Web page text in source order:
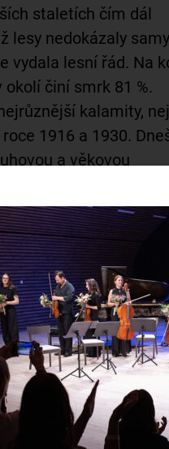
staletích čím dál
lesy nedokázaly samy
vydala lesní řád. Na
činí smrk 81 %.
kalamity,
1916 a 1930.
a věkovou
nevznikají
také nachází
lesaŽákova hora
přírodní rezervací.
můžeme vidět
do výuky, jeumění,
neodmyslitelně
Jana Nepomuckého